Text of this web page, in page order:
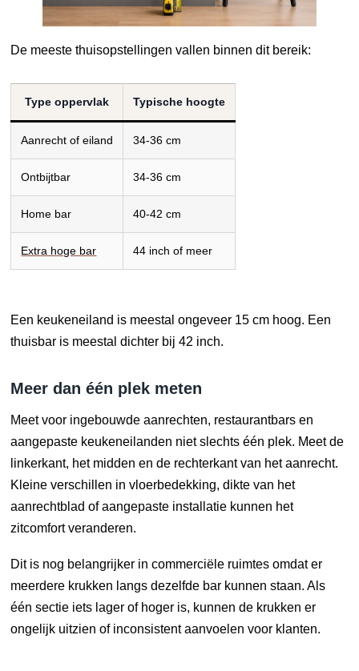
De meeste thuisopstellingen vallen binnen dit bereik:
Type oppervlak Typische hoogte
Aanrecht of eiland 34-36 cm
Ontbijtbar 34-36 cm
Home bar 40-42 cm
Extra hoge bar 44 inch of meer
Een keukeneiland is meestal ongeveer 15 cm hoog. Een
thuisbar is meestal dichter bij 42 inch.
Meer dan één plek meten
Meet voor ingebouwde aanrechten, restaurantbars en
aangepaste keukeneilanden niet slechts één plek. Meet de
linkerkant, het midden en de rechterkant van het aanrecht.
Kleine verschillen in vloerbedekking, dikte van het
aanrechtblad of aangepaste installatie kunnen het
zitcomfort veranderen.
Dit is nog belangrijker in commerciële ruimtes omdat er
meerdere krukken langs dezelfde bar kunnen staan. Als
één sectie iets lager of hoger is, kunnen de krukken er
ongelijk uitzien of inconsistent aanvoelen voor klanten.